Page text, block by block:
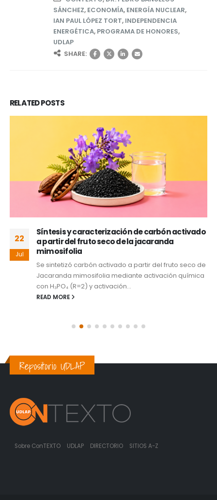
SÁNCHEZ, ECONOMÍA, ENERGÍA NUCLEAR,
IAN PAUL LÓPEZ TORT, INDEPENDENCIA
ENERGÉTICA, PROGRAMA DE HONORES,
UDLAP
SHARE:
RELATEDPOSTS
22
Jul
Síntesis y caracterización de carbón activado
a partir del fruto seco de la jacaranda
mimosifolia
Se sintetizó carbón activado a partir del fruto seco de
Jacaranda mimosifolia mediante activación química
con H₃PO₄ (R=2) y activación...
READ MORE
Repositorio UDLAP
Sobre ConTEXTO UDLAP DIRECTORIO SITIOS A-Z